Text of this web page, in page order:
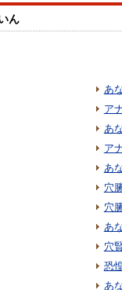
ん
あ
ア
あ
ア
あ
穴
穴
あ
穴
恐
あ